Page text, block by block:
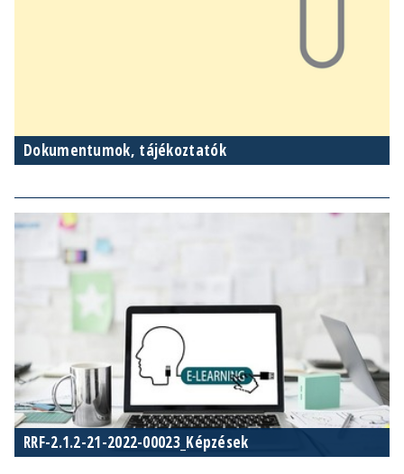
Dokumentumok, tájékoztatók
RRF-2.1.2-21-2022-00023_Képzések